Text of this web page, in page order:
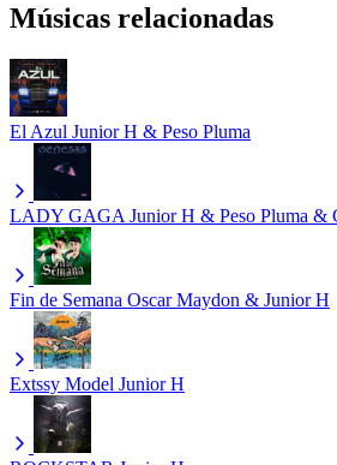
Músicas relacionadas
El Azul Junior H & Peso Pluma
LADY GAGA Junior H & Peso Pluma &
Fin de Semana Oscar Maydon & Junior H
Extssy Model Junior H